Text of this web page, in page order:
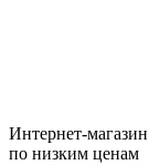
Интернет-
по низким ценам